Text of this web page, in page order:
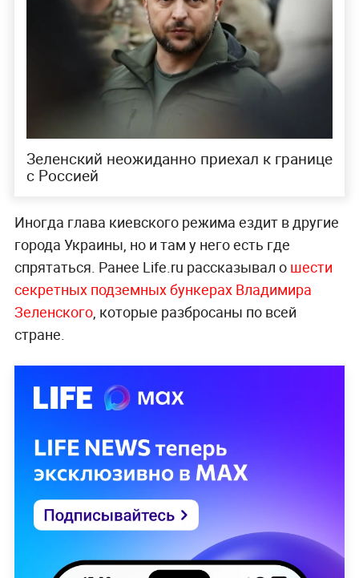
Зеленский неожиданно приехал к границе
с Россией
Иногда глава киевского режима ездит в другие
города Украины, но и там у него есть где
спрятаться. Ранее Life.ru рассказывал о шести
секретных подземных бункерах Владимира
Зеленского, которые разбросаны по всей
стране.